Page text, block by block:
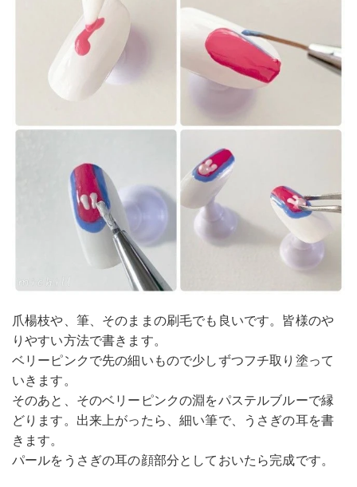
爪楊枝や、筆、そのままの刷毛でも良いです。皆様のや
りやすい方法で書きます。
ベリーピンクで先の細いもので少しずつフチ取り塗って
いきます。
そのあと、そのベリーピンクの淵をパステルブルーで縁
どります。出来上がったら、細い筆で、うさぎの耳を書
きます。
パールをうさぎの耳の顔部分としておいたら完成です。